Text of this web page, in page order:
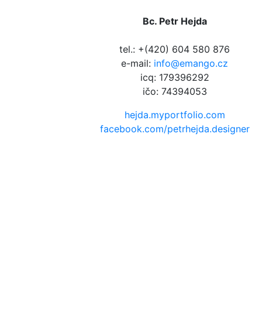
Bc. Petr Hejda
tel.: +(420) 604 580 876
e-mail: info@emango.cz
icq: 179396292
ičo: 74394053
hejda.myportfolio.com
facebook.com/petrhejda.designer